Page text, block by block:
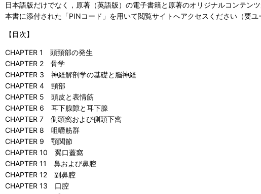
日本語版だけでなく，原著（英語版）の電子書籍と原著のオリジナルコンテンツ
本書に添付された「PINコード」を用いて閲覧サイトへアクセスください（要ユ
【目次】
CHAPTER 1 頭頸部の発生
CHAPTER 2 骨学
CHAPTER 3 神経解剖学の基礎と脳神経
CHAPTER 4 頸部
CHAPTER 5 頭皮と表情筋
CHAPTER 6 耳下腺隙と耳下腺
CHAPTER 7 側頭窩および側頭下窩
CHAPTER 8 咀嚼筋群
CHAPTER 9 顎関節
CHAPTER 10 翼口蓋窩
CHAPTER 11 鼻および鼻腔
CHAPTER 12 副鼻腔
CHAPTER 13 口腔